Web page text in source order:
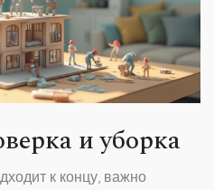
и уборка
к концу, важно